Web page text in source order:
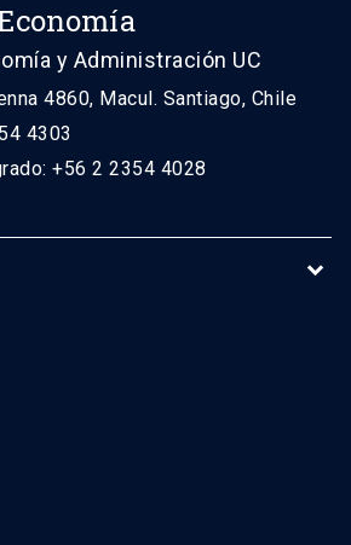
y Administración UC
4860, Macul. Santiago, Chile
4303
+56 2 2354 4028